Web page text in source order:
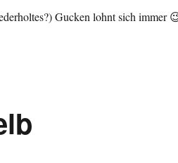
Gucken lohnt sich immer